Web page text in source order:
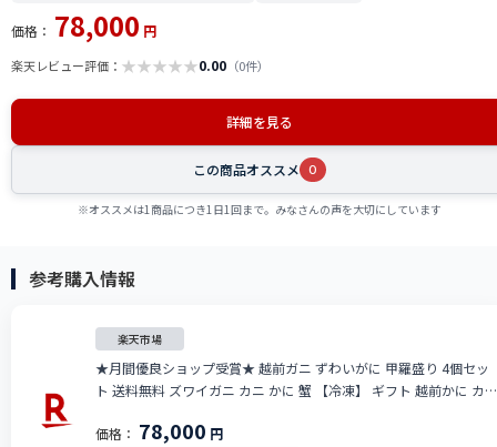
価格： 78,000 円
楽天レビュー評価： ★★★★★0.00 （0件）
詳細を見る
この商品オススメ 0
※オススメは1商品につき1日1回まで。みなさんの声を大切にしています
参考購入情報
楽天市場
★月間優良ショップ受賞★ 越前ガニ ずわいがに 甲羅盛り 4個セッ
ト 送料無料 ズワイガニ カニ かに 蟹 【冷凍】 ギフト 越前かに カ
漬け丼 海鮮丼の具 専門店
価格： 78,000 円